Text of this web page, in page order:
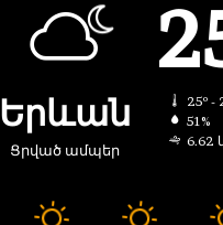
Երևան
Ցրված ամպեր
25º -
51%
6.62